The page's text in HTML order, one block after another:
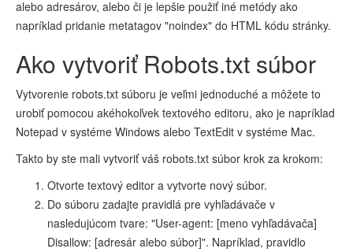
alebo adresárov, alebo či je lepšie použiť iné metódy ako
napríklad pridanie metatagov "noindex" do HTML kódu stránky.
Ako vytvoriť Robots.txt súbor
Vytvorenie robots.txt súboru je veľmi jednoduché a môžete to
urobiť pomocou akéhokoľvek textového editoru, ako je napríklad
Notepad v systéme Windows alebo TextEdit v systéme Mac.
Takto by ste mali vytvoriť váš robots.txt súbor krok za krokom:
Otvorte textový editor a vytvorte nový súbor.
Do súboru zadajte pravidlá pre vyhľadávače v
nasledujúcom tvare: "User-agent: [meno vyhľadávača]
Disallow: [adresár alebo súbor]". Napríklad, pravidlo